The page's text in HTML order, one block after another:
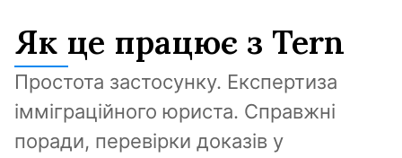
Як це працює з Tern
Простота застосунку. Експертиза
імміграційного юриста. Справжні
поради, перевірки доказів у